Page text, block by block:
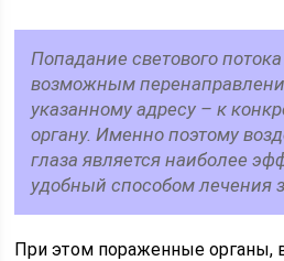
Попадание светового потока
возможным
указанному адресу – к
органу. Именно поэтому
глаза является наиболее
удобный способом лечения
При этом пораженные органы,